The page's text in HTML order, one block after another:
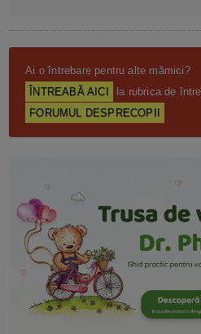
Ai o întrebare pentru alte mămici?
ÎNTREABĂ AICI
la rubrica de
FORUMUL DESPRECOPII